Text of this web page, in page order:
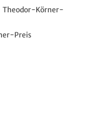
Theodor-Körner-
Preis